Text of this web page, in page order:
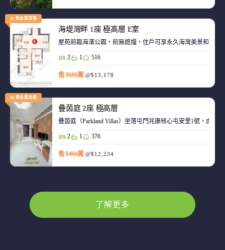
黃金置頂盤
海堤灣畔 1座 極高層 E室
屋苑前臨海濱公園，前無遮擋，住戶可享永久海灣美景和赤
2 1 516
售 $680萬 @$13,178
黃金置頂盤
疊茵庭 2座 極高層
疊茵庭（Parkland Villas）坐落屯門兆康核心屯安里1號，由
2 1 376
售 $460萬 @$12,234
了解更多